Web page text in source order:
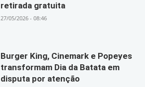
retirada gratuita
27/05/2026 - 08:46
Burger King, Cinemark e Popeyes
transformam Dia da Batata em
disputa por atenção